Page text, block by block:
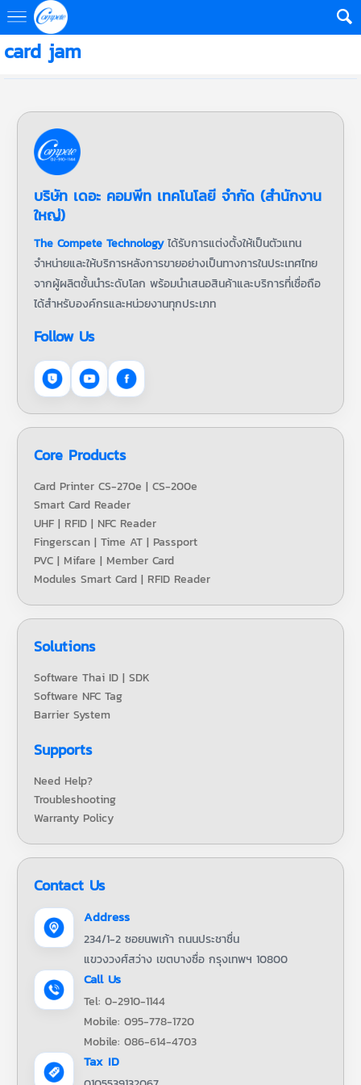
card jam
บริษัท เดอะ คอมพีท เทคโนโลยี จำกัด (สำนักงาน
ใหญ่)
The Compete Technologyได้รับการแต่งตั้งให้เป็นตัวแทน
จำหน่ายและให้บริการหลังการขายอย่างเป็นทางการในประเทศไทย
จากผู้ผลิตชั้นนำระดับโลก พร้อมนำเสนอสินค้าและบริการที่เชื่อถือ
ได้สำหรับองค์กรและหน่วยงานทุกประเภท
Follow Us
Core Products
Card Printer CS-270e | CS-200e
Smart Card Reader
UHF | RFID | NFC Reader
Fingerscan | Time AT | Passport
PVC | Mifare | Member Card
Modules Smart Card | RFID Reader
Solutions
Software Thai ID | SDK
Software NFC Tag
Barrier System
Supports
Need Help?
Troubleshooting
Warranty Policy
Contact Us
Address
234/1-2 ซอยนพเก้า ถนนประชาชื่น
แขวงวงศ์สว่าง เขตบางซื่อ กรุงเทพฯ 10800
Call Us
Tel: 0-2910-1144
Mobile: 095-778-1720
Mobile: 086-614-4703
Tax ID